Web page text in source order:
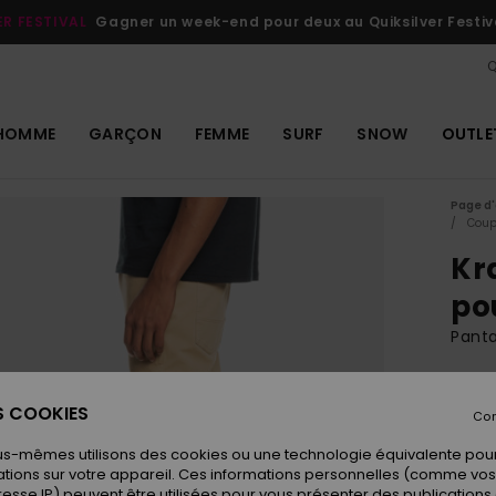
FESTIVAL Gagner un week-end pour deux au Quiksilver
GARÇON FEMME SURF SNOW
Page
COOKIES
mêmes utilisons des cookies ou une technologie équivalente
sur votre appareil. Ces informations personnelles (comme